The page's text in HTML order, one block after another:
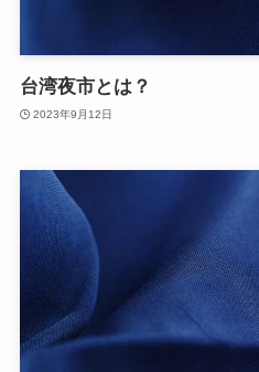
台湾夜市とは？
2023年9月12日